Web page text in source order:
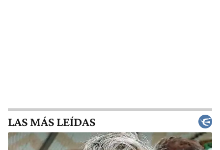
LAS MÁS LEÍDAS